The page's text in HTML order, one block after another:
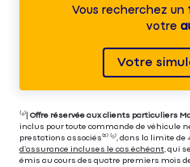
Vous recherchez un
votre
Votre
⁽⁴⁾| Offre réservée aux clients particuliers
inclus pour toute commande de véhicule
prestations associés⁽³⁾ ⁽⁵⁾, dans la limite de
d’assurance incluses le cas échéant, qui
émis au cours des quatre premiers mois